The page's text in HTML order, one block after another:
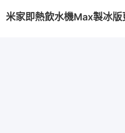
米家即熱飲水機Max製冰版